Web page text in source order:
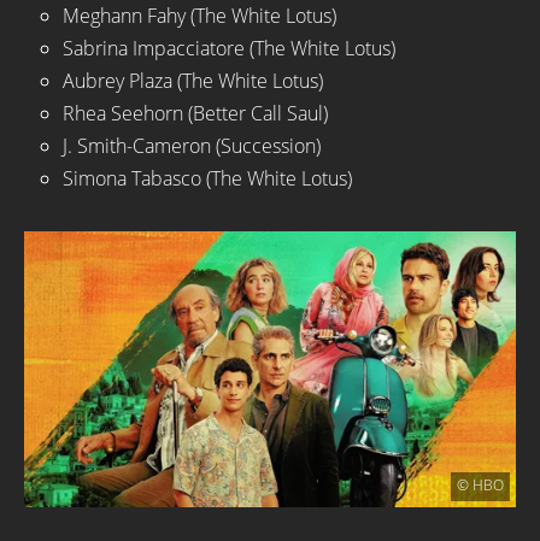
Meghann Fahy (The White Lotus)
Sabrina Impacciatore (The White Lotus)
Aubrey Plaza (The White Lotus)
Rhea Seehorn (Better Call Saul)
J. Smith-Cameron (Succession)
Simona Tabasco (The White Lotus)
© HBO